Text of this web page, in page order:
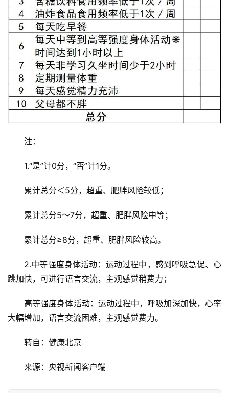
注：
1.“是”计0分，“否”计1分。
累计总分＜5分，超重、肥胖风险较低；
累计总分5～7分，超重、肥胖风险中等；
累计总分≥8分，超重、肥胖风险较高。
2.中等强度身体活动：运动过程中，感到呼吸急促、心
跳加快，可进行语言交流，主观感觉稍费力；
高等强度身体活动：运动过程中，呼吸加深加快，心率
大幅增加，语言交流困难，主观感觉费力。
转自：健康北京
来源：央视新闻客户端